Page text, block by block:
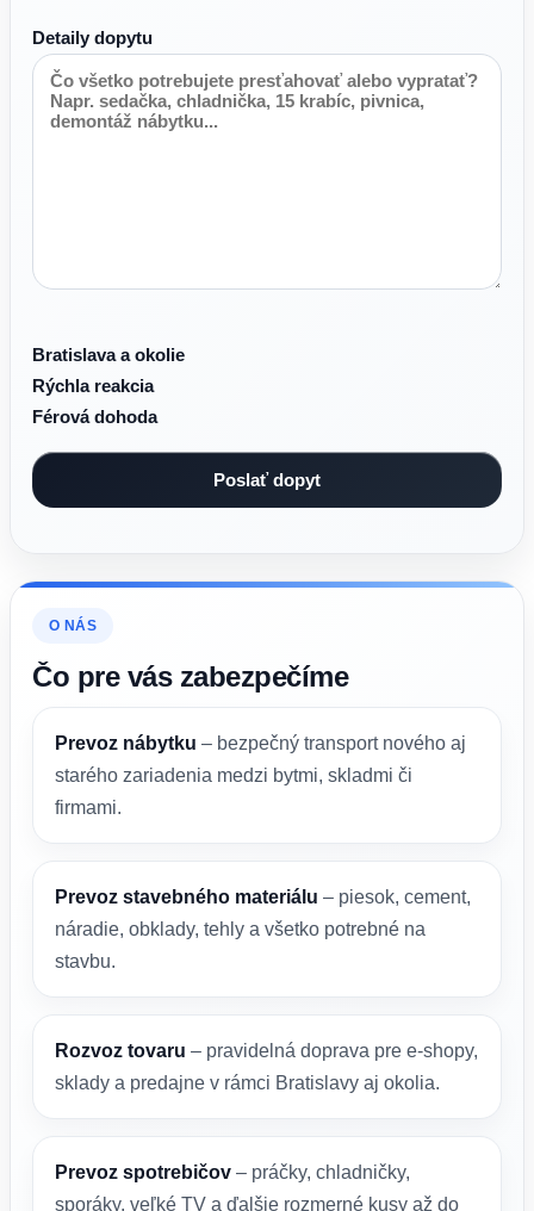
Detaily dopytu
Bratislava a okolie
Rýchla reakcia
Férová dohoda
O NÁS
Čo pre vás zabezpečíme
Prevoz nábytku – bezpečný transport nového aj
starého zariadenia medzi bytmi, skladmi či
firmami.
Prevoz stavebného materiálu – piesok, cement,
náradie, obklady, tehly a všetko potrebné na
stavbu.
Rozvoz tovaru – pravidelná doprava pre e-shopy,
sklady a predajne v rámci Bratislavy aj okolia.
Prevoz spotrebičov – práčky, chladničky,
sporáky, veľké TV a ďalšie rozmerné kusy až do